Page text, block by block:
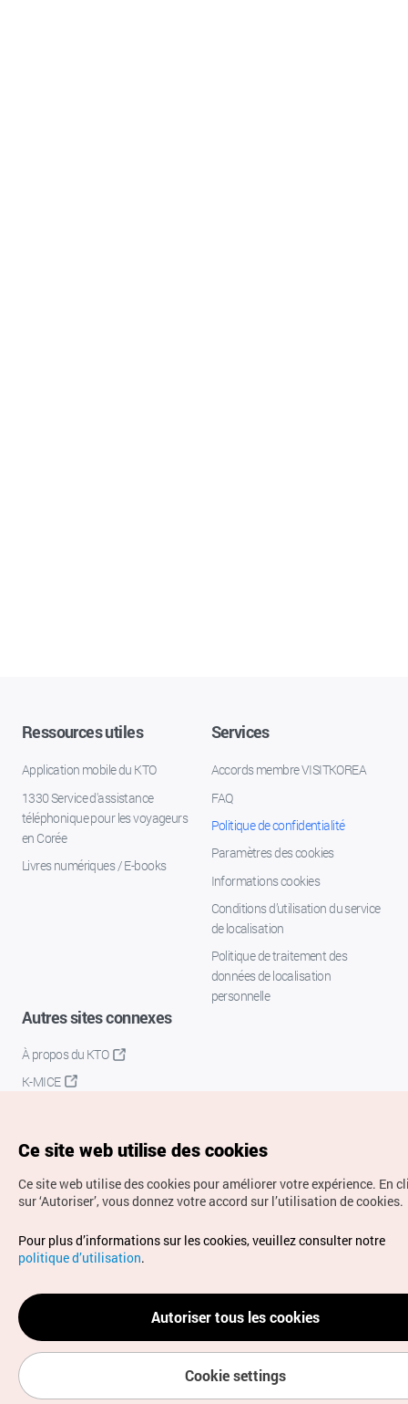
Ressources utiles
Application mobile du KTO
1330 Service d'assistance
téléphonique pour les voyageurs
en Corée
Livres numériques / E-books
Services
Accords membre VISITKOREA
FAQ
Politique de confidentialité
Paramètres des cookies
Informations cookies
Conditions d’utilisation du service
de localisation
Politique de traitement des
données de localisation
personnelle
Autres sites connexes
À propos du KTO
K-MICE
Droits d’auteur (c) Office National du Tourisme en Corée.
Tous droits réservés.
Pour les rapports d'erreurs et demandes de renseignements,
adressez vos demandes à
info.ontc@gmail.com
Ce site web utilise des cookies
Ce site web utilise des cookies pour améliorer votre expérience. En
sur ‘Autoriser’, vous donnez votre accord sur l’utilisation de cookies.
Pour plus d’informations sur les cookies, veuillez consulter notre
politique d’utilisation.
Autoriser tous les cookies
Cookie settings